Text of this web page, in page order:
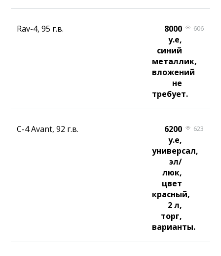
Rav-4, 95 г.в.
8000
у.е,
синий
металлик,
вложений
не
требует.
606
С-4 Avant, 92 г.в.
6200
у.е,
универсал,
эл/
люк,
цвет
красный,
2 л,
торг,
варианты.
623